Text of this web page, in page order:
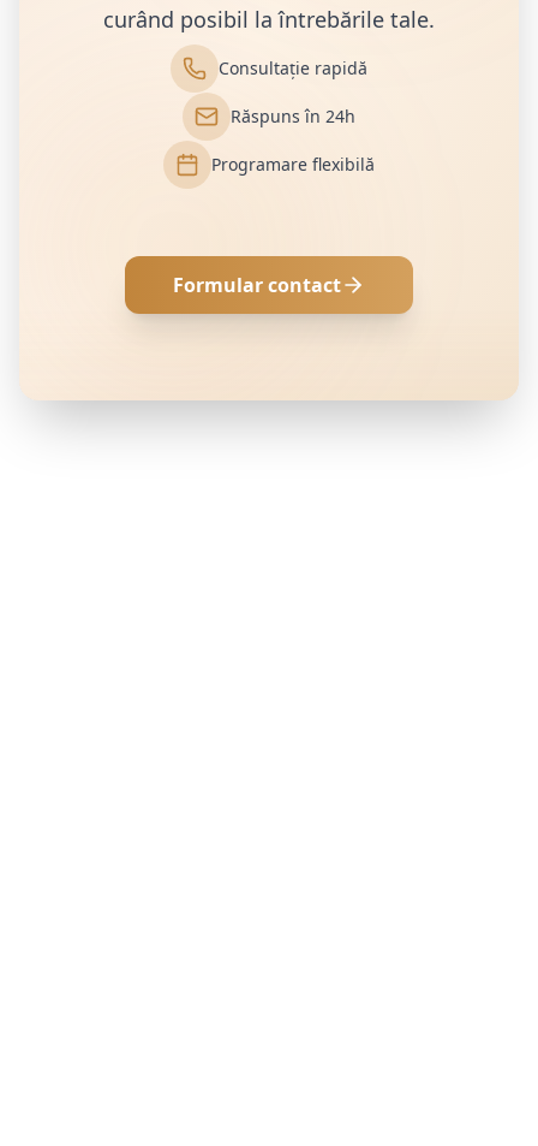
curând posibil la întrebările tale.
Consultație rapidă
Răspuns în 24h
Programare flexibilă
Formular contact